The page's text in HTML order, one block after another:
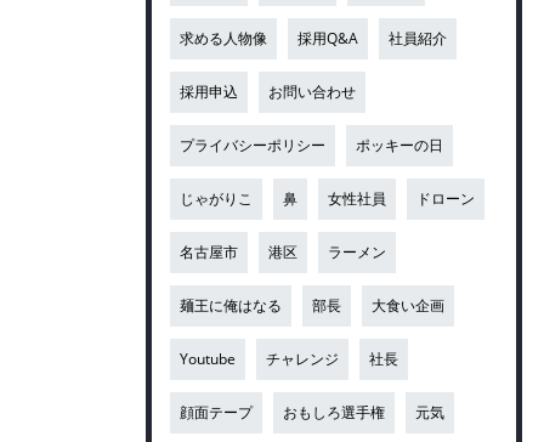
求める人物像 採用Q&A 社員紹介
採用申込 お問い合わせ
プライバシーポリシー ポッキーの日
じゃがりこ 鼻 女性社員 ドローン
名古屋市 港区 ラーメン
麺王に俺はなる 部長 大食い企画
Youtube チャレンジ 社長
顔面テープ おもしろ選手権 元気